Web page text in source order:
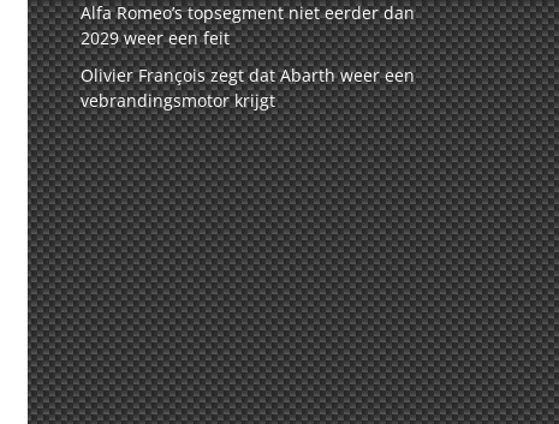
Alfa Romeo’s topsegment niet eerder dan
2029 weer een feit
Olivier François zegt dat Abarth weer een
vebrandingsmotor krijgt